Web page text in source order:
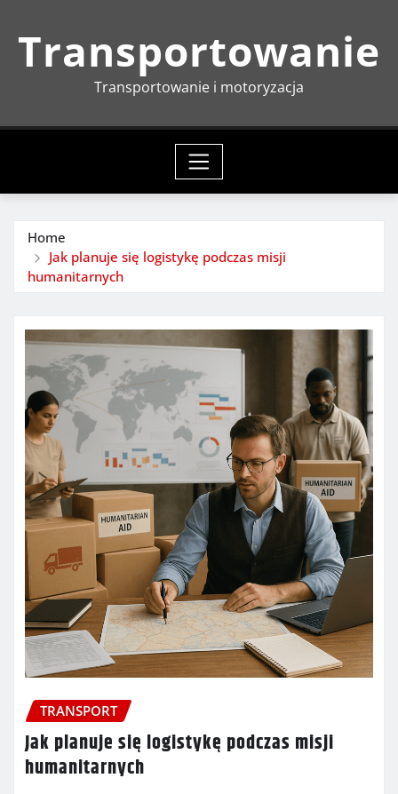
Transportowanie
Transportowanie i motoryzacja
Home
Jak planuje się logistykę podczas misji
humanitarnych
TRANSPORT
Jak planuje się logistykę podczas misji
humanitarnych